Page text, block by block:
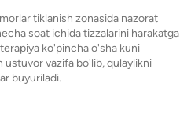
tiklanish zonasida nazorat
soat ichida tizzalarini harakatga
ko'pincha o'sha kuni
ustuvor vazifa bo'lib, qulaylikni
buyuriladi.